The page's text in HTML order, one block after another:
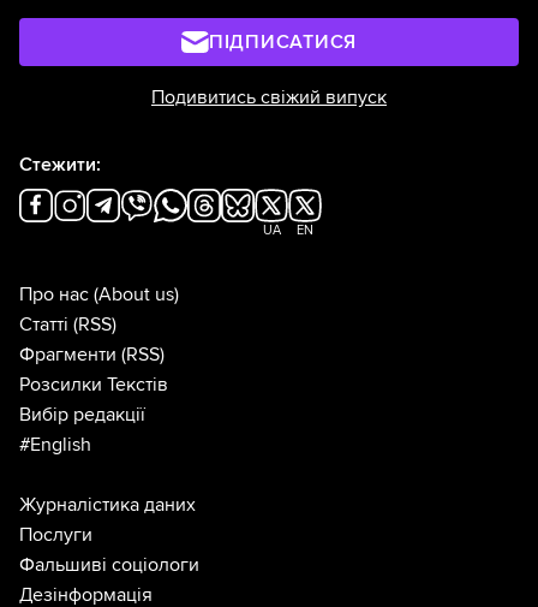
ПІДПИСАТИСЯ
Подивитись свіжий випуск
Стежити:
UA EN
Про нас (About us)
Статті (RSS)
Фрагменти (RSS)
Розсилки Текстів
Вибір редакції
#English
Журналістика даних
Послуги
Фальшиві соціологи
Дезінформація